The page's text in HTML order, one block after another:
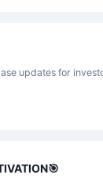
updates for